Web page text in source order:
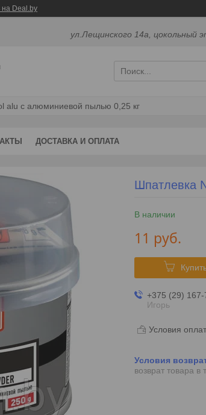
на Deal.by
ул.Лещинского 14а, цокольный
alu с алюминиевой пылью 0,25 кг
ДОСТАВКА И ОПЛАТА
Шпатлевка
В наличии
11 руб.
+375 (29) 167-
Игорь
Условия
возврат товара в